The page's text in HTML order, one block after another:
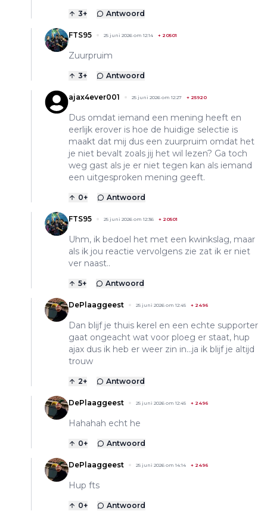
3+ Antwoord
FTS95 25 juni 2026 om 12:14 + 20501
Zuurpruim
3+ Antwoord
ajax4ever001 25 juni 2026 om 12:27 + 25920
Dus omdat iemand een mening heeft en
eerlijk erover is hoe de huidige selectie is
maakt dat mij dus een zuurpruim omdat het
je niet bevalt zoals jij het wil lezen? Ga toch
weg gast als je er niet tegen kan als iemand
een uitgesproken mening geeft.
0+ Antwoord
FTS95 25 juni 2026 om 12:36 + 20501
Uhm, ik bedoel het met een kwinkslag, maar
als ik jou reactie vervolgens zie zat ik er niet
ver naast..
5+ Antwoord
DePlaaggeest 25 juni 2026 om 12:45 + 2496
Dan blijf je thuis kerel en een echte supporter
gaat ongeacht wat voor ploeg er staat, hup
ajax dus ik heb er weer zin in...ja ik blijf je altijd
trouw
2+ Antwoord
DePlaaggeest 25 juni 2026 om 12:45 + 2496
Hahahah echt he
0+ Antwoord
DePlaaggeest 25 juni 2026 om 14:14 + 2496
Hup fts
0+ Antwoord